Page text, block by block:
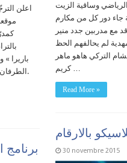
الرياضي وساقية الزيت
جاء دور كل من مكارم
مع مدربين جدد منير
لم يحالفهم الحظ
التركي هاهو ماهر
كريم …
Read More »
باريرا »
بالارقام
30 novembre 2015